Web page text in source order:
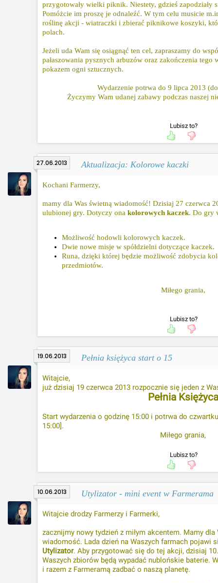
przygotowały wielki piknik. Niestety, gdzieś zapodziały
Pomóżcie im proszę je odnaleźć. W tym celu musicie
roślinę akcji - wiatraczki i zbierać piknikowe koszyki,
polach.
Jeżeli uda Wam się osiągnąć ten cel, zapraszamy do
pałaszowania pysznych arbuzów oraz zakończenia tego
pokazem ogni sztucznych.
Wydarzenie potrwa do 9 lipca 2013
Życzymy Wam udanej zabawy podczas naszej
Lubisz to?
27.06.2013 Aktualizacja: Kolorowe kaczki
Kochani Farmerzy,
mamy dla Was świetną wiadomość! Dzisiaj 27 czerwca
ulubionej gry. Dotyczy ona kolorowych kaczek. Do gry
Możliwość hodowli kolorowych kaczek.
Dwie nowe misje w spółdzielni dotyczące kaczek.
Runa, dzięki której będzie możliwość zdobycia
przedmiotów.
Miłego grania,
Lubisz to?
19.06.2013 Pełnia księżyca start o 15
Witajcie,
już dzisiaj 19 czerwca 2013 rozpocznie się jeden z
Pełnia Księżyca
Start wydarzenia o godzinę 15:00 i potrwa do
15:00].
Miłego grania,
Lubisz to?
10.06.2013 Utylizator - mini event w Farmerama
Witajcie drodzy Farmerzy i Farmerki,
zacznijmy nowy tydzień z miłym akcentem. Mamy dla
wiadomość. Lada dzień na Waszych farmach pojawi
Utylizator. Aby przygotować się do tej akcji, dzisiaj
Waszych zbiorów będą wypadać nublońskie baterie.
i razem z Farmeramą zadbać o naszą planetę.